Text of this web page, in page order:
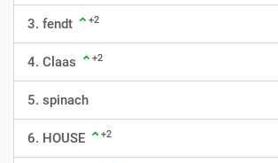
3. fendt +2
4. Claas +2
5. spinach
6. HOUSE +2